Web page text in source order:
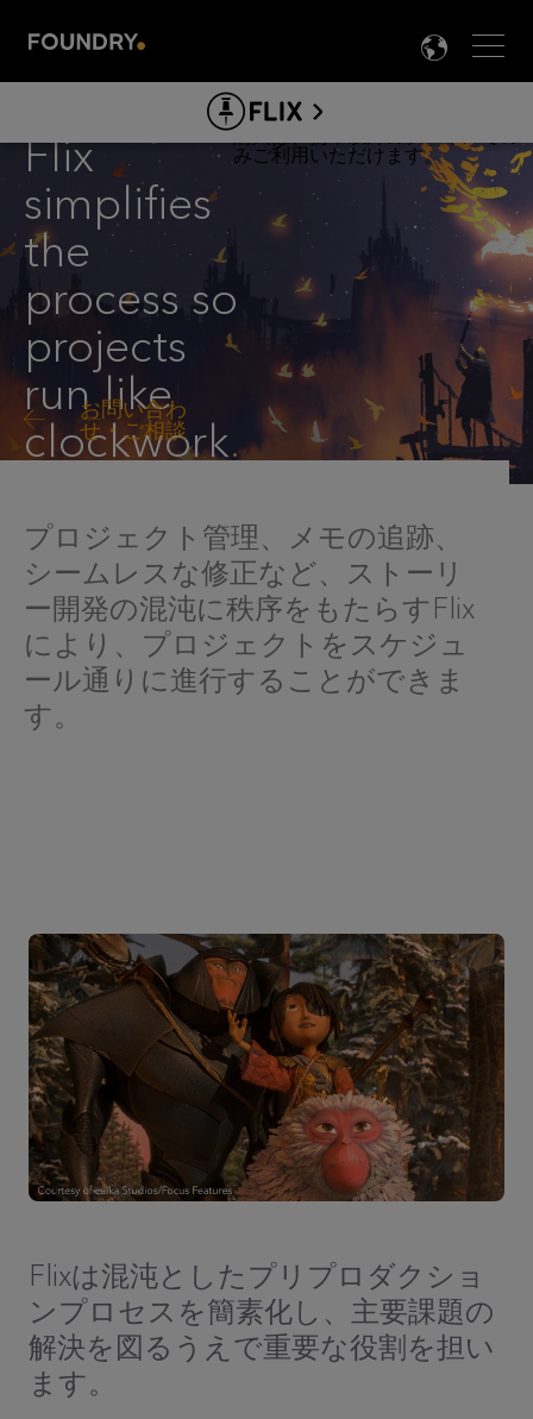

FLIX
SIMPLIFIES
THE
PROCESS
SO
PROJECTS
RUN
LIKE
ABOUT FLIX
製品情報
FLIX ガイド&ドキュメント
プロダクション向け
ダウンロード
Flix
simplifies
the
process so
projects
run like
clockwork.
お問い合わ
せ・ご相談
プロジェクト管理、メモの追跡、
シームレスな修正など、ストーリ
ー開発の混沌に秩序をもたらすFlix
により、プロジェクトをスケジュ
ール通りに進行することができま
す。
Flixは混沌としたプリプロダクショ
ンプロセスを簡素化し、主要課題の
解決を図るうえで重要な役割を担い
ます。